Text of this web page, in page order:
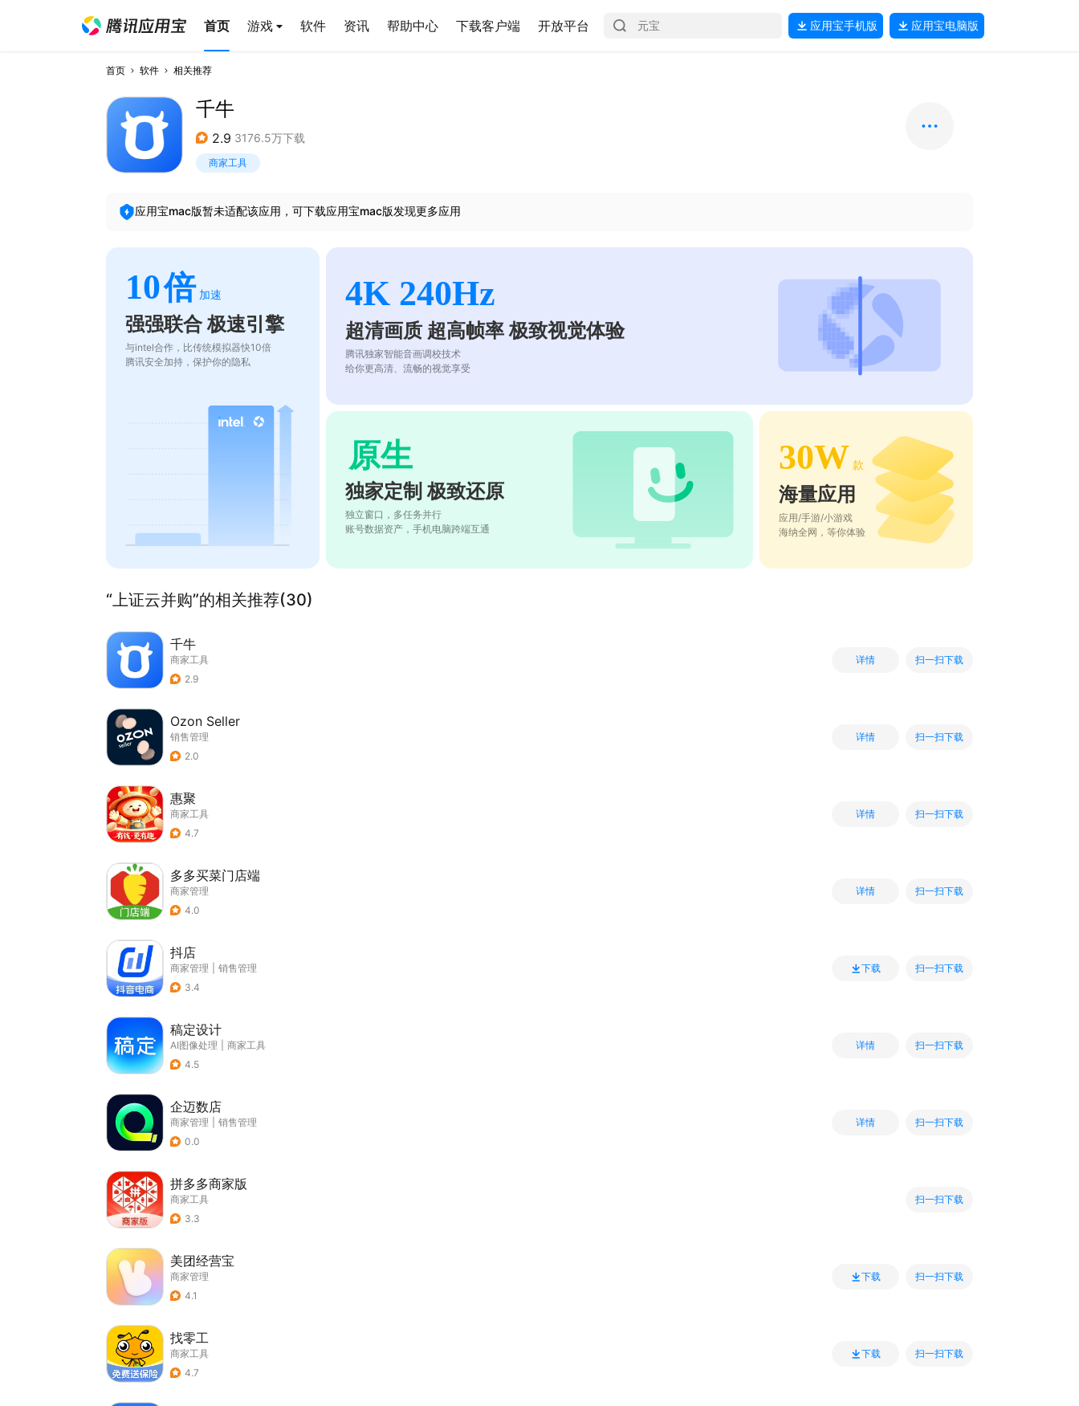
首页 游戏 软件 资讯 帮助中心 下载客户端 开放平台 应用宝手机版 应用宝电脑版
首页 软件 相关推荐
千牛
2.9 3176.5万下载
商家工具
应用宝mac版暂未适配该应用，可下载应用宝mac版发现更多应用
10倍 加速
强强联合 极速引擎
与intel合作，比传统模拟器快10倍
腾讯安全加持，保护你的隐私
4K 240Hz
超清画质 超高帧率 极致视觉体验
腾讯独家智能音画调校技术
给你更高清、流畅的视觉享受
原生
独家定制 极致还原
独立窗口，多任务并行
账号数据资产，手机电脑跨端互通
30W 款
海量应用
应用/手游/小游戏
海纳全网，等你体验
“上证云并购”的相关推荐(30)
千牛
商家工具
2.9
详情 扫一扫下载
Ozon Seller
销售管理
2.0
详情 扫一扫下载
惠聚
商家工具
4.7
详情 扫一扫下载
多多买菜门店端
商家管理
4.0
详情 扫一扫下载
抖店
商家管理
销售管理
3.4
下载 扫一扫下载
稿定设计
AI图像处理
商家工具
4.5
详情 扫一扫下载
企迈数店
商家管理
销售管理
0.0
详情 扫一扫下载
拼多多商家版
商家工具
3.3
扫一扫下载
美团经营宝
商家管理
4.1
下载 扫一扫下载
找零工
商家工具
4.7
下载 扫一扫下载